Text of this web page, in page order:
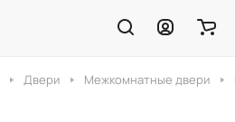
Двери Межкомнатные двери